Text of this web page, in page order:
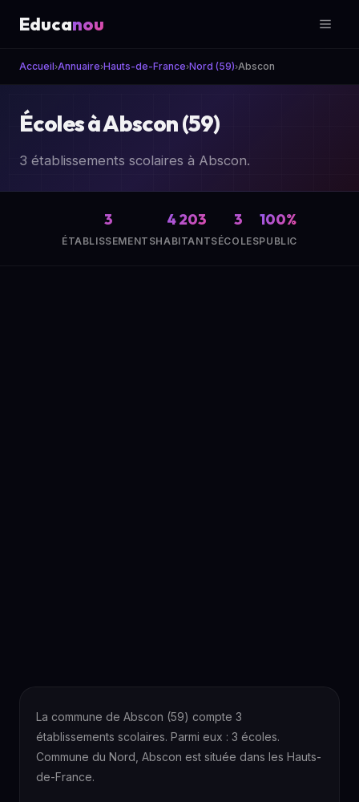
Educanou
Accueil›Annuaire›Hauts-de-France›Nord (59)›Abscon
Écoles à Abscon (59)
3 établissements scolaires à Abscon.
3
ÉTABLISSEMENTS
4 203
HABITANTS
3
ÉCOLES
100%
PUBLIC
La commune de Abscon (59) compte 3
établissements scolaires. Parmi eux : 3 écoles.
Commune du Nord, Abscon est située dans les Hauts-
de-France.